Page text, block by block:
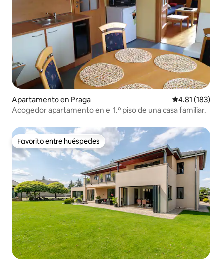
Apartamento en Praga Calificación
4.81 (183)
Acogedor apartamento en el 1.º piso de una casa familiar.
Favorito entre huéspedes
Favorito entre huéspedes